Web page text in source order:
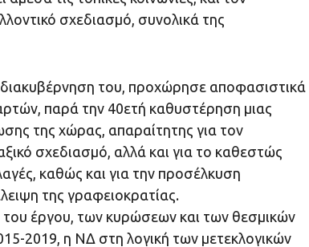
σχεδιασμό, συνολικά της
του, προχώρησε αποφασιστικά
παρά την 40ετή καθυστέρηση μιας
της χώρας, απαραίτητης για τον
σχεδιασμό, αλλά και για το καθεστώς
καθώς και για την προσέλκυση
της γραφειοκρατίας.
έργου, των κυρώσεων και των θεσμικών
2019, η ΝΔ στη λογική των μετεκλογικών